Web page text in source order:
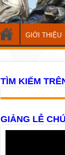
GIỚI THIỆU
TÌM KIẾM
GIẢNG LỄ